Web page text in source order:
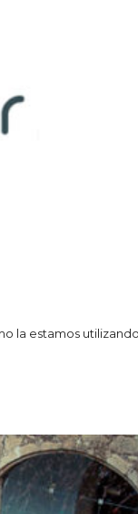
la estamos